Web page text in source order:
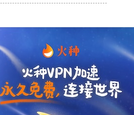
支持 [0] 反对[0]